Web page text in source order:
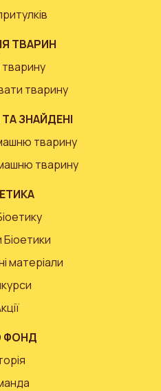
ТВАРИН
тварину
ЗНАЙДЕНІ
тварину
тварину
матеріали
ФОНД